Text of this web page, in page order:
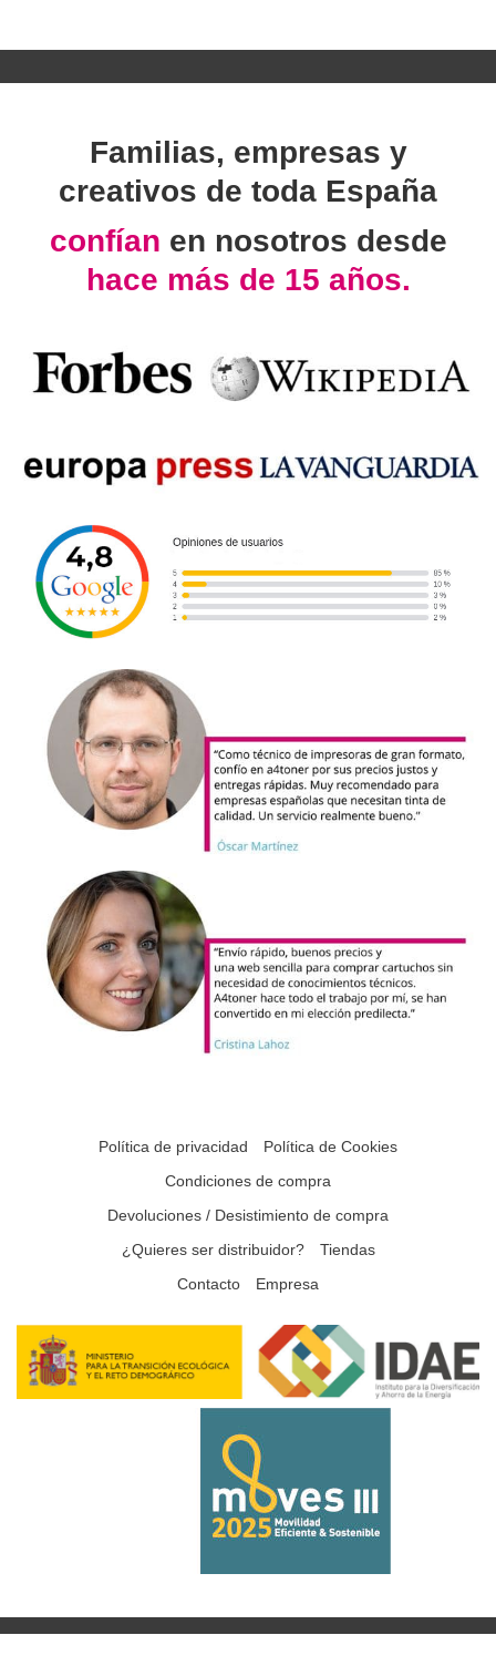
Familias, empresas y
creativos de toda España
confían en nosotros desde
hace más de 15 años.
Política de privacidad
Política de Cookies
Condiciones de compra
Devoluciones / Desistimiento de compra
¿Quieres ser distribuidor?
Tiendas
Contacto
Empresa